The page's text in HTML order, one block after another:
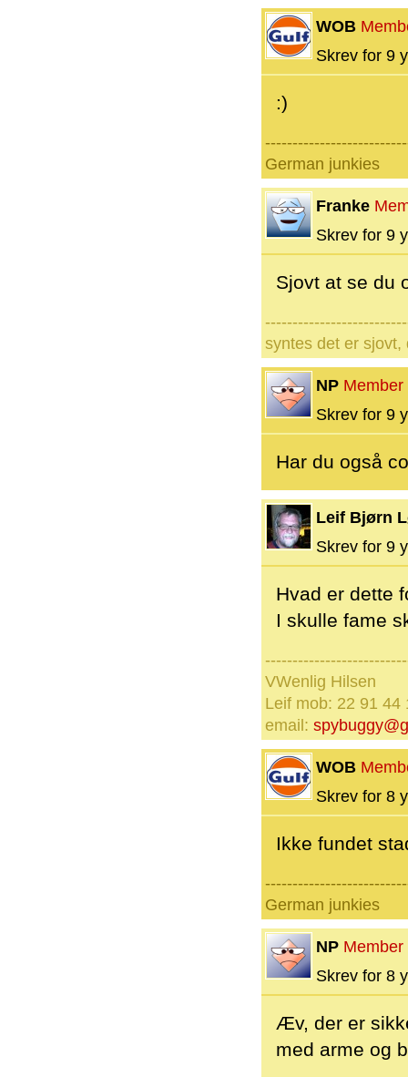
WOB
Skrev for 9
:)
German junkies
Franke
Skrev for 9
Sjovt at se du
syntes det er
NP Member
Skrev for 9
Har du også
Leif Bjørn
Skrev for 9
Hvad er dette
I skulle fame
VWenlig Hilsen
Leif mob: 22 91 44
email:
WOB
Skrev for 8
Ikke fundet
German junkies
NP Member
Skrev for 8
Æv, der er
med arme og